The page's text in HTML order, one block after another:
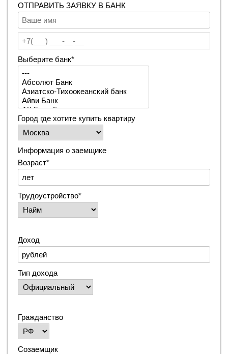
ОТПРАВИТЬ ЗАЯВКУ В БАНК
Выберите банк*
Город где хотите купить квартиру
Информация о заемщике
Возраст*
Трудоустройство*
Доход
Тип дохода
Гражданство
Созаемщик